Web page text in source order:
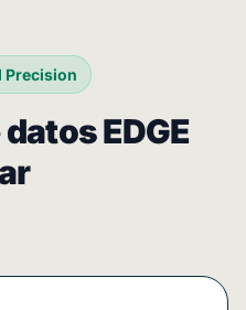
Precision
EDGE